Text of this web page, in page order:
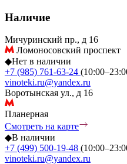
Наличие
Мичуринский пр., д 16
Ломоносовский проспект
◆Нет в наличии
+7 (985) 761-63-24
vinoteki.ru@yandex.ru
Воротынская ул., д 16
Планерная
Смотреть на карте
◆В наличии
+7 (499) 500-19-48
vinoteki.ru@yandex.ru